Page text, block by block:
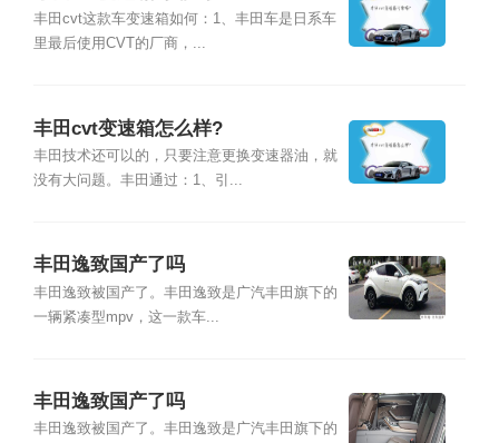
丰田cvt这款车变速箱如何：1、丰田车是日系车
里最后使用CVT的厂商，...
丰田cvt变速箱怎么样?
丰田技术还可以的，只要注意更换变速器油，就
没有大问题。丰田通过：1、引...
丰田逸致国产了吗
丰田逸致被国产了。丰田逸致是广汽丰田旗下的
一辆紧凑型mpv，这一款车...
丰田逸致国产了吗
丰田逸致被国产了。丰田逸致是广汽丰田旗下的